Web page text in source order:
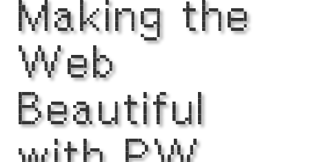
Making the
Web
Beautiful